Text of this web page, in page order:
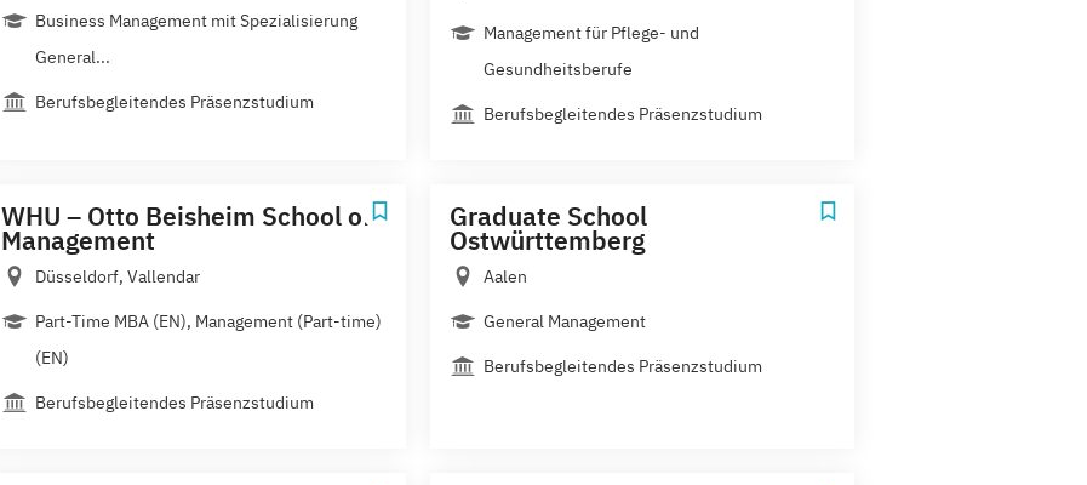
Business Management mit Spezialisierung
General...
Berufsbegleitendes Präsenzstudium
Management für Pflege- und
Gesundheitsberufe
Berufsbegleitendes Präsenzstudium
WHU – Otto Beisheim School of
Management
Düsseldorf, Vallendar
Part-Time MBA (EN), Management (Part-time)
(EN)
Berufsbegleitendes Präsenzstudium
Graduate School
Ostwürttemberg
Aalen
General Management
Berufsbegleitendes Präsenzstudium